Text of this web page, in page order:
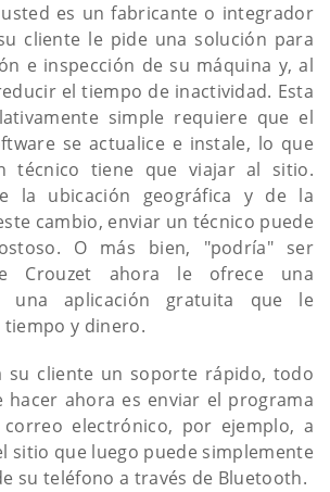
es un fabricante o integrador
cliente le pide una solución para
e inspección de su máquina y, al
el tiempo de inactividad. Esta
simple requiere que el
se actualice e instale, lo que
técnico tiene que viajar al sitio.
la ubicación geográfica y de la
cambio, enviar un técnico puede
O más bien, "podría" ser
Crouzet ahora le ofrece una
una aplicación gratuita que le
y dinero.
su cliente un soporte rápido, todo
hacer ahora es enviar el programa
electrónico, por ejemplo, a
sitio que luego puede simplemente
su teléfono a través de Bluetooth.